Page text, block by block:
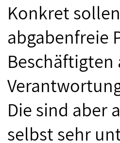
Konkret
abgabenfreie
Beschäftigten
Die sind aber
selbst sehr